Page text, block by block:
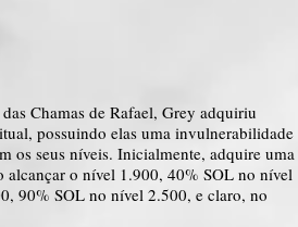
Chamas de Rafael, Grey adquiriu
possuindo elas uma invulnerabilidade
os seus níveis. Inicialmente, adquire uma
alcançar o nível 1.900, 40% SOL no nível
90% SOL no nível 2.500, e claro, no